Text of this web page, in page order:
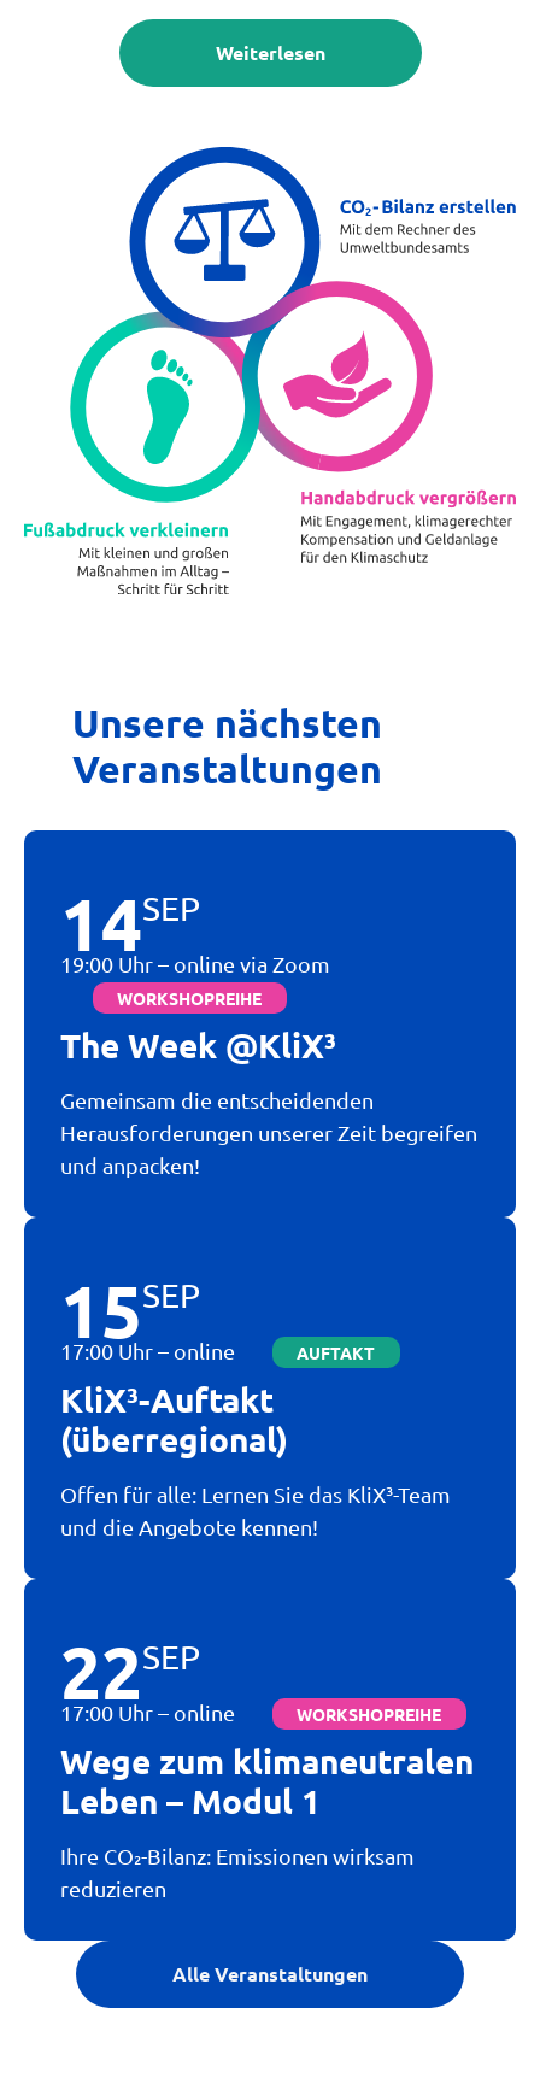
Weiterlesen
Unsere nächsten
Veranstaltungen
14SEP
19:00 Uhr – online via Zoom
WORKSHOPREIHE
The Week @KliX³
Gemeinsam die entscheidenden
Herausforderungen unserer Zeit begreifen
und anpacken!
15SEP
17:00 Uhr – online AUFTAKT
KliX³-Auftakt
(überregional)
Offen für alle: Lernen Sie das KliX³-Team
und die Angebote kennen!
22SEP
17:00 Uhr – online WORKSHOPREIHE
Wege zum klimaneutralen
Leben – Modul 1
Ihre CO₂-Bilanz: Emissionen wirksam
reduzieren
Alle Veranstaltungen